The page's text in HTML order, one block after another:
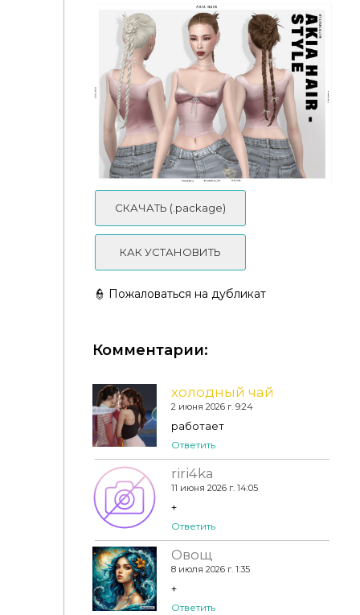
Женская прическа - Careers Collection Emma
Ponytail Hairstyle
Женская прическа - Akia Braided Bun Hairstyle
СКАЧАТЬ (.package)
КАК УСТАНОВИТЬ
👮 Пожаловаться на дубликат
Комментарии:
холодный чай
2 июня 2026 г. 9:24
работает
Ответить
riri4ka
11 июня 2026 г. 14:05
+
Ответить
Овощ
8 июля 2026 г. 1:35
+
Ответить